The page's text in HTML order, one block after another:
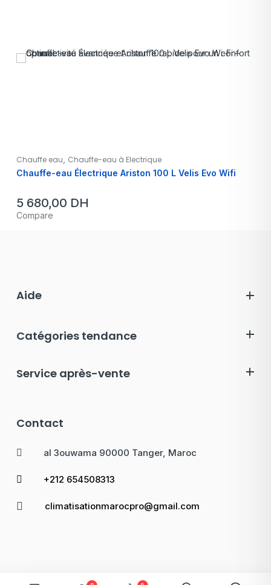
Chauffe eau Chauffe-eau à Electrique
Chauffe-eau Électrique Ariston 100 L Velis Evo Wifi
5 680,00 DH
Compare
Aide
Catégories tendance
Service après-vente
Contact
al 3ouwama 90000 Tanger, Maroc
+212 654508313
climatisationmarocpro@gmail.com